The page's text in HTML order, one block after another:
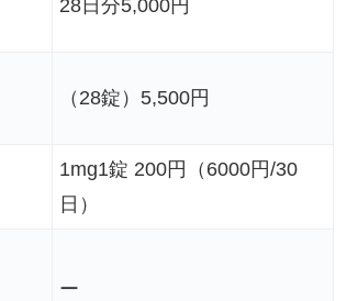
28日分5,000円
（28錠）5,500円
1mg1錠 200円（6000円/30
日）
ー